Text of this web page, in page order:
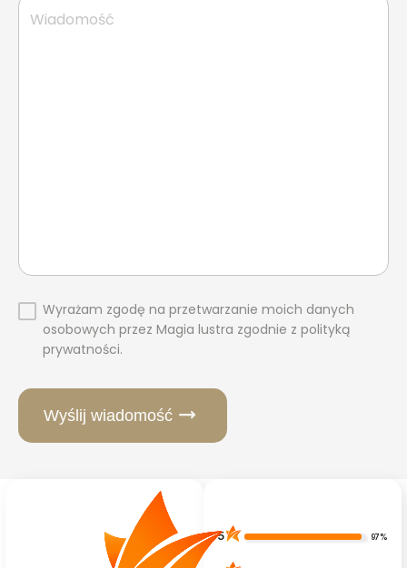
Wyrażam zgodę na przetwarzanie moich danych
osobowych przez Magia lustra zgodnie z polityką
prywatności.
Wyślij wiadomość
5 97%